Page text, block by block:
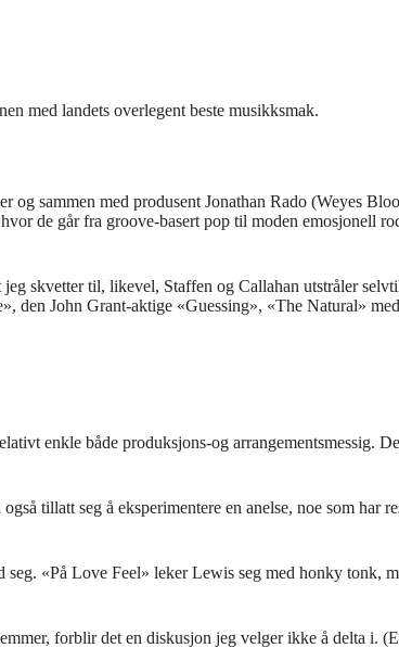
med landets overlegent beste musikksmak.
sammen med produsent Jonathan Rado (Weyes
de går fra groove-basert pop til moden emosjonell
skvetter til, likevel, Staffen og Callahan utstråler
den John Grant-aktige «Guessing», «The Natural»
enkle både produksjons-og arrangementsmessig.
tillatt seg å eksperimentere en anelse, noe som har
«På Love Feel» leker Lewis seg med honky tonk,
forblir det en diskusjon jeg velger ikke å delta i.